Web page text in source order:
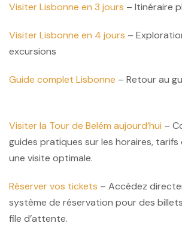
Visiter Lisbonne en 3 jours – Itinéraire
Visiter Lisbonne en 4 jours –
excursions
Guide complet Lisbonne – Retour au
Visiter la Tour de Belém aujourd’hui –
guides pratiques sur les horaires,
une visite optimale.
Réserver vos tickets – Accédez
système de réservation pour des
file d’attente.